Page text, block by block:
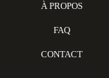
À PROPOS
FAQ
CONTACT